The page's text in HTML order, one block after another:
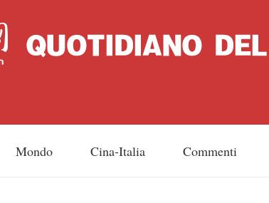
Mondo Cina-Italia Commenti